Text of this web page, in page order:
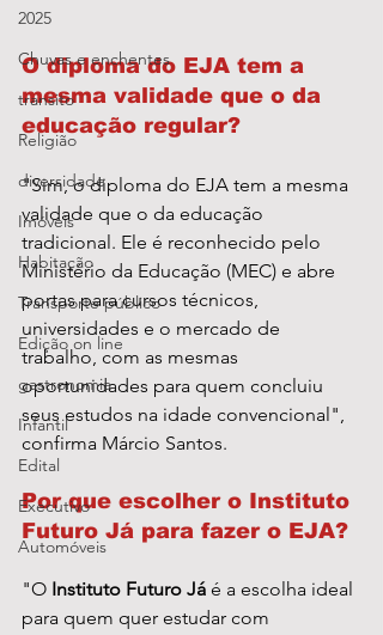
2025
Chuvas e enchentes
transito
Religião
diversidade
Imóveis
Habitação
Transporte público
Edição on line
gastronomia
Infantil
Edital
Executivo
Automóveis
O diploma do EJA tem a
mesma validade que o da
educação regular?
"Sim, o diploma do EJA tem a mesma
validade que o da educação
tradicional. Ele é reconhecido pelo
Ministério da Educação (MEC) e abre
portas para cursos técnicos,
universidades e o mercado de
trabalho, com as mesmas
oportunidades para quem concluiu
seus estudos na idade convencional",
confirma Márcio Santos.
Por que escolher o Instituto
Futuro Já para fazer o EJA?
"O Instituto Futuro Já é a escolha ideal
para quem quer estudar com